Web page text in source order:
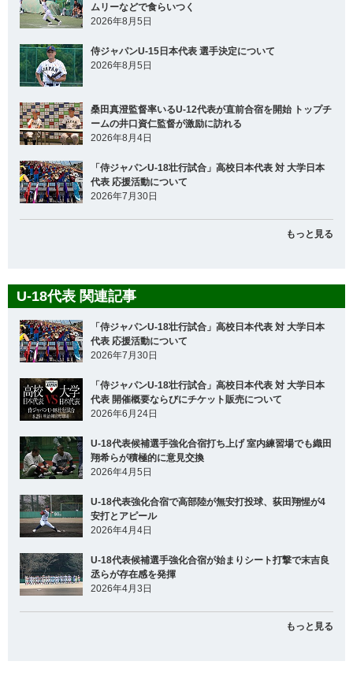
ムリーなどで食らいつく
2026年8月5日
侍ジャパンU-15日本代表 選手決定について
2026年8月5日
桑田真澄監督率いるU-12代表が直前合宿を開始 トップチ
ームの井口資仁監督が激励に訪れる
2026年8月4日
「侍ジャパンU-18壮行試合」高校日本代表 対 大学日本
代表 応援活動について
2026年7月30日
もっと見る
U-18代表 関連記事
「侍ジャパンU-18壮行試合」高校日本代表 対 大学日本
代表 応援活動について
2026年7月30日
「侍ジャパンU-18壮行試合」高校日本代表 対 大学日本
代表 開催概要ならびにチケット販売について
2026年6月24日
U-18代表候補選手強化合宿打ち上げ 室内練習場でも織田
翔希らが積極的に意見交換
2026年4月5日
U-18代表強化合宿で高部陸が無安打投球、荻田翔惺が4
安打とアピール
2026年4月4日
U-18代表候補選手強化合宿が始まりシート打撃で末吉良
丞らが存在感を発揮
2026年4月3日
もっと見る